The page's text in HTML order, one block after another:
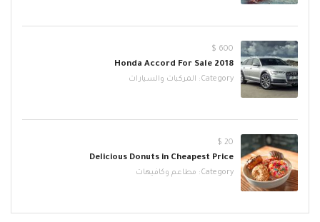
600 $
2018 Honda Accord For Sale
Category: المركبات والسيارات
20 $
Delicious Donuts in Cheapest Price
Category: مطاعم وكافيهات